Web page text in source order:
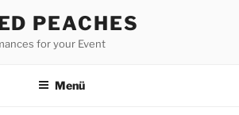
PEACHES
for your Event
Menü